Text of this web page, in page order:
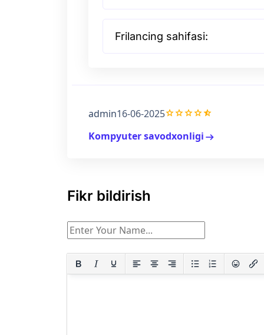
Frilancing sahifasi:
admin16-06-2025gradegradegradegradestar_half
Kompyuter savodxonligiarrow_right_alt
Fikr bildirish